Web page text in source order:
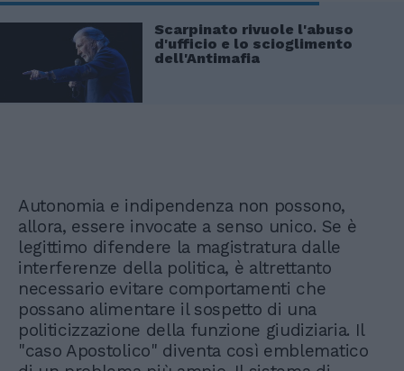
Scarpinato rivuole l'abuso
d'ufficio e lo scioglimento
dell'Antimafia
Autonomia e indipendenza non possono,
allora, essere invocate a senso unico. Se è
legittimo difendere la magistratura dalle
interferenze della politica, è altrettanto
necessario evitare comportamenti che
possano alimentare il sospetto di una
politicizzazione della funzione giudiziaria. Il
"caso Apostolico" diventa così emblematico